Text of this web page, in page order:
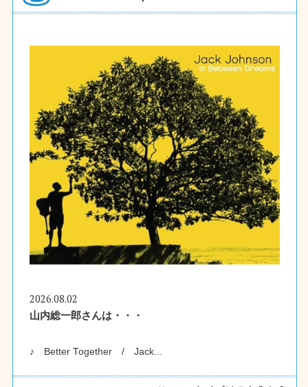
2026.08.02
山内総一郎さんは・・・
♪ Better Together / Jack...